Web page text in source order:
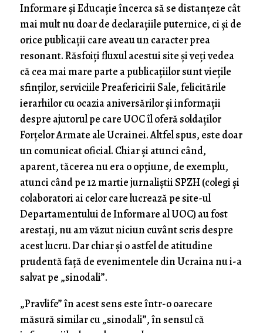
Informare și Educație încerca să se distanțeze cât
mai mult nu doar de declarațiile puternice, ci și de
orice publicații care aveau un caracter prea
resonant. Răsfoiți fluxul acestui site și veți vedea
că cea mai mare parte a publicațiilor sunt viețile
sfinților, serviciile Preafericirii Sale, felicitările
ierarhilor cu ocazia aniversărilor și informații
despre ajutorul pe care UOC îl oferă soldaților
Forțelor Armate ale Ucrainei. Altfel spus, este doar
un comunicat oficial. Chiar și atunci când,
aparent, tăcerea nu era o opțiune, de exemplu,
atunci când pe 12 martie jurnaliștii SPZH (colegi și
colaboratori ai celor care lucrează pe site-ul
Departamentului de Informare al UOC) au fost
arestați, nu am văzut niciun cuvânt scris despre
acest lucru. Dar chiar și o astfel de atitudine
prudentă față de evenimentele din Ucraina nu i-a
salvat pe „sinodali”.
„Pravlife” în acest sens este într-o oarecare
măsură similar cu „sinodali”, în sensul că